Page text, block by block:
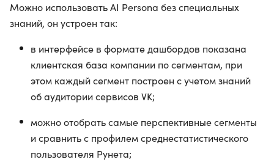
Можно использовать AI Persona без специальных
знаний, он устроен так:
в интерфейсе в формате дашбордов показана
клиентская база компании по сегментам, при
этом каждый сегмент построен с учетом знаний
об аудитории сервисов VK;
можно отобрать самые перспективные сегменты
и сравнить с профилем среднестатистического
пользователя Рунета;